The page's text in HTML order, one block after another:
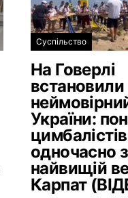
Суспільство
На Говерлі
встановили
України:
цимбалістів
одночасно
найвищій
Карпат